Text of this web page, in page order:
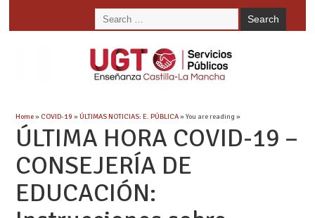
Home» COVID-19 »ÚLTIMAS NOTICIAS: E. PÚBLICA» You are reading »
ÚLTIMA HORA COVID-19 –
CONSEJERÍA DE
EDUCACIÓN: